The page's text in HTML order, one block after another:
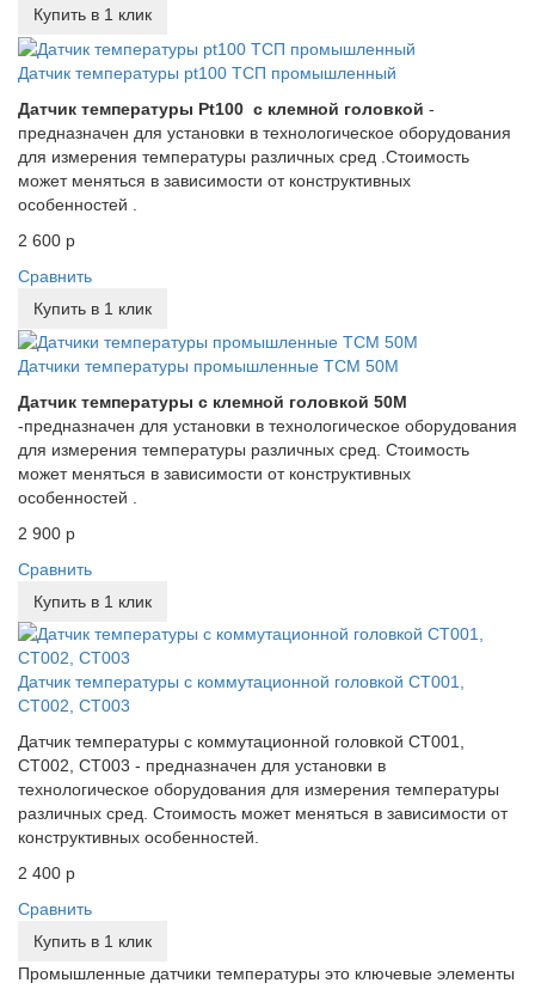
Купить в 1 клик
Датчик температуры pt100 ТСП промышленный
Датчик температуры Pt100 с клемной головкой -
предназначен для установки в технологическое оборудования
для измерения температуры различных сред .Стоимость
может меняться в зависимости от конструктивных
особенностей .
2 600 р
Сравнить
Купить в 1 клик
Датчики температуры промышленные ТСМ 50М
Датчик температуры с клемной головкой 50М
-предназначен для установки в технологическое оборудования
для измерения температуры различных сред. Стоимость
может меняться в зависимости от конструктивных
особенностей .
2 900 р
Сравнить
Купить в 1 клик
Датчик температуры с коммутационной головкой СТ001,
СТ002, СТ003
Датчик температуры с коммутационной головкой СТ001,
СТ002, СТ003 - предназначен для установки в
технологическое оборудования для измерения температуры
различных сред. Стоимость может меняться в зависимости от
конструктивных особенностей.
2 400 р
Сравнить
Купить в 1 клик
Промышленные датчики температуры это ключевые элементы